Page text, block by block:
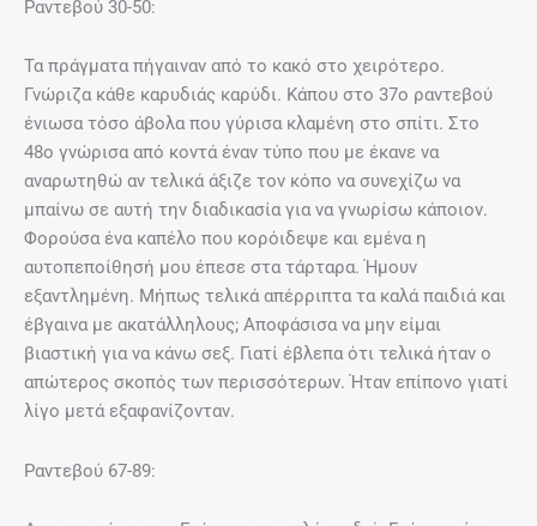
Ραντεβού 30-50:
Τα πράγματα πήγαιναν από το κακό στο χειρότερο.
Γνώριζα κάθε καρυδιάς καρύδι. Κάπου στο 37ο ραντεβού
ένιωσα τόσο άβολα που γύρισα κλαμένη στο σπίτι. Στο
48ο γνώρισα από κοντά έναν τύπο που με έκανε να
αναρωτηθώ αν τελικά άξιζε τον κόπο να συνεχίζω να
μπαίνω σε αυτή την διαδικασία για να γνωρίσω κάποιον.
Φορούσα ένα καπέλο που κορόιδεψε και εμένα η
αυτοπεποίθησή μου έπεσε στα τάρταρα. Ήμουν
εξαντλημένη. Μήπως τελικά απέρριπτα τα καλά παιδιά και
έβγαινα με ακατάλληλους; Αποφάσισα να μην είμαι
βιαστική για να κάνω σεξ. Γιατί έβλεπα ότι τελικά ήταν ο
απώτερος σκοπός των περισσότερων. Ήταν επίπονο γιατί
λίγο μετά εξαφανίζονταν.
Ραντεβού 67-89: